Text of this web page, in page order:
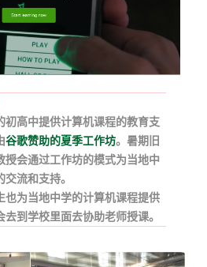
初高中提供计算机课程的教育支
谷歌赞助的夏季工作坊。暑期旧
授会通过工作坊的模式为当地中
流和支持。
也为当地中学的计算机课程提供
到学校里面去协助老师授课。